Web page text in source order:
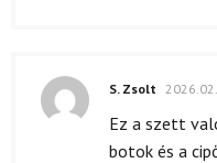
S. Zsolt
Ez a szett
botok és a